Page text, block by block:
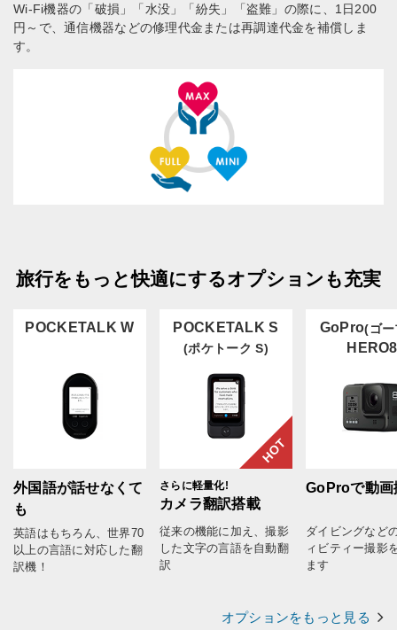
Wi-Fi機器の「破損」「水没」「紛失」「盗難」の際に、1日200
円～で、通信機器などの修理代金または再調達代金を補償しま
す。
旅行をもっと快適にするオプションも充実
POCKETALK W
外国語が話せなくて
も
英語はもちろん、世界70
以上の言語に対応した翻
訳機！
POCKETALK S
(ポケトーク S)
HOT
さらに軽量化!
カメラ翻訳搭載
従来の機能に加え、撮影
した文字の言語を自動翻
訳
GoPro(ゴ
HERO8
GoProで動画
ダイビングなど
ィビティー撮影
ます
オプションをもっと見る